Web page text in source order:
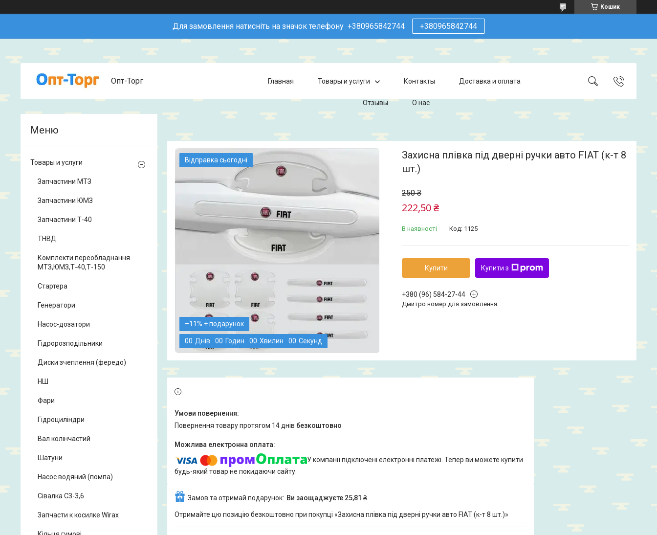
Кошик
Для замовлення натисніть на значок телефону +380965842744 +380965842744
Опт-Торг Главная Товары и услуги Контакты Доставка и оплата
Отзывы О нас
Відправка сьогодні
–11%
00 Днів 00 Годин 00 Хвилин 00 Секунд
Захисна плівка під дверні ручки авто FIAT (к-т 8
шт.)
250 ₴
222,50 ₴
В наявності Код: 1125
Купити Купити з
+380 (96) 584-27-44
Дмитро номер для замовлення
повернення товару протягом 14 днів безкоштовно
У компанії підключені електронні платежі. Тепер ви можете купити
будь-який товар не покидаючи сайту.
Замов та отримай подарунок Ви заощаджуєте 25,81 ₴
Отримайте цю позицію безкоштовно при покупці «Захисна плівка під дверні ручки авто FIAT (к-т 8 шт.)»
Товары и услуги
Запчастини МТЗ
Запчастини ЮМЗ
Запчастини Т-40
ТНВД
Комплекти переобладнання
МТЗ,ЮМЗ,Т-40,Т-150
Стартера
Генератори
Насос-дозатори
Гідророзподільники
Диски зчеплення (фередо)
НШ
Фари
Гідроциліндри
Вал колінчастий
Шатуни
Насос водяний (помпа)
Сівалка СЗ-3,6
Запчасти к косилке Wirax